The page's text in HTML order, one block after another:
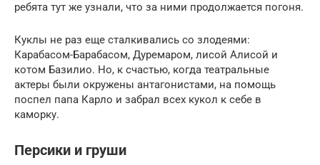
ребята тут же узнали, что за ними продолжается погоня.
Куклы не раз еще сталкивались со злодеями:
Карабасом-Барабасом, Дуремаром, лисой Алисой и
котом Базилио. Но, к счастью, когда театральные
актеры были окружены антагонистами, на помощь
поспел папа Карло и забрал всех кукол к себе в
каморку.
Персики и груши